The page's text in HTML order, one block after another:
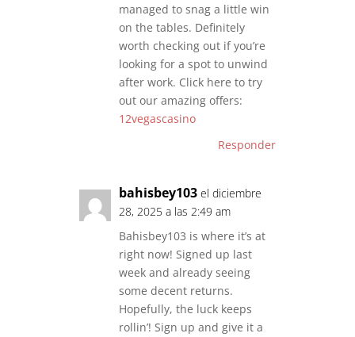
managed to snag a little win
on the tables. Definitely
worth checking out if you’re
looking for a spot to unwind
after work. Click here to try
out our amazing offers:
12vegascasino
Responder
bahisbey103 el diciembre
28, 2025 a las 2:49 am
Bahisbey103 is where it’s at
right now! Signed up last
week and already seeing
some decent returns.
Hopefully, the luck keeps
rollin’! Sign up and give it a